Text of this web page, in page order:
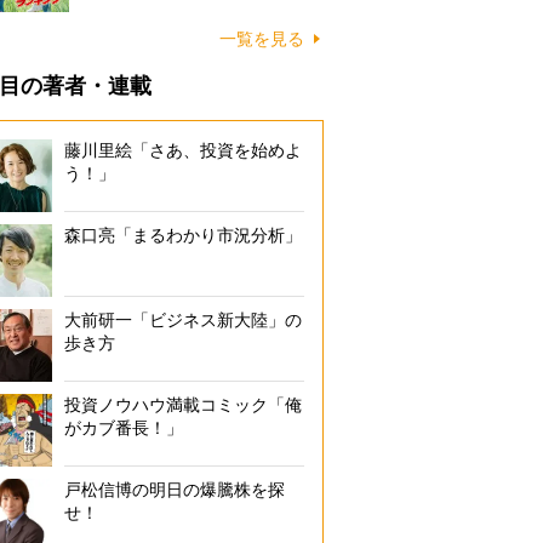
一覧を見る
の著者・連載
藤川里絵「さあ、投資を始めよ
う！」
森口亮「まるわかり市況分析」
大前研一「ビジネス新大陸」の
歩き方
投資ノウハウ満載コミック「俺
がカブ番長！」
戸松信博の明日の爆騰株を探
せ！